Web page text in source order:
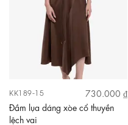
KK189-15
730.000 ₫
Đầm lụa dáng xòe cổ thuyền
lệch vai